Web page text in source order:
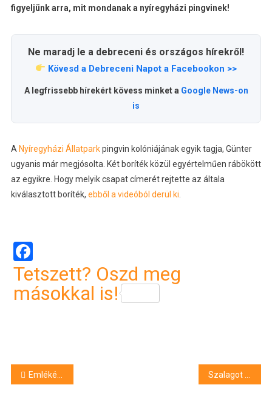
figyeljünk arra, mit mondanak a nyíregyházi pingvinek!
Ne maradj le a debreceni és országos hírekről!
Kövesd a Debreceni Napot a Facebookon >>
A legfrissebb hírekért kövess minket a Google News-on
is
A Nyíregyházi Állatparkpingvin kolóniájának egyik tagja, Günter
ugyanis már megjósolta. Két boríték közül egyértelműen rábökött
az egyikre. Hogy melyik csapat címerét rejtette az általa
kiválasztott boríték, ebből a videóból derül ki
Facebook
Tetszett? Oszd meg
másokkal is!
Bejegyzés
Emlékérmet vehetett át a megyei közgyűlésen László Kókai Csaba debreceni rendőr alezredes